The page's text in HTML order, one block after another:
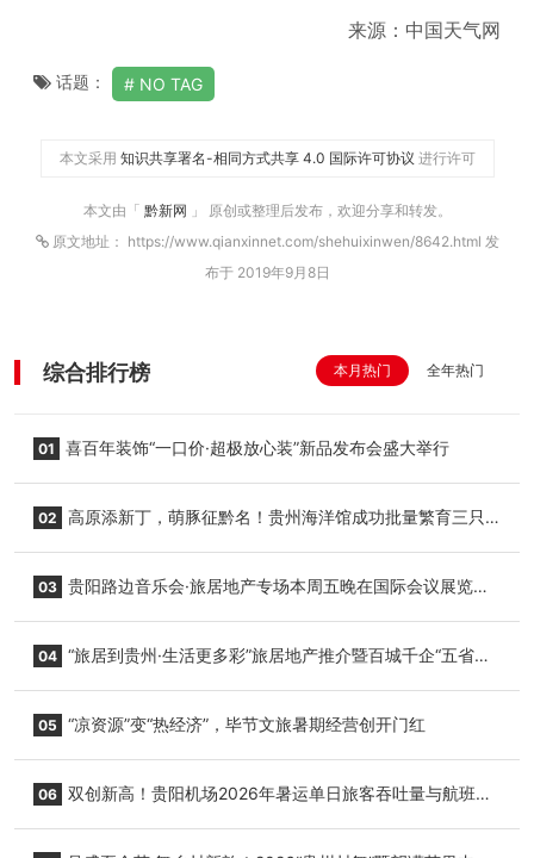
来源：中国天气网
话题： NO TAG
本文采用 知识共享署名-相同方式共享 4.0 国际许可协议 进行许可
本文由「 黔新网 」 原创或整理后发布，欢迎分享和转发。
原文地址： https://www.qianxinnet.com/shehuixinwen/8642.html 发
布于 2019年9月8日
综合排行榜 本月热门 全年热门
01 喜百年装饰“一口价·超极放心装”新品发布会盛大举行
02 高原添新丁，萌豚征黔名！贵州海洋馆成功批量繁育三只
03 贵阳路边音乐会·旅居地产专场本周五晚在国际会议展览中
04 “旅居到贵州·生活更多彩”旅居地产推介暨百城千企“五省
05 “凉资源”变“热经济”，毕节文旅暑期经营创开门红
06 双创新高！贵阳机场2026年暑运单日旅客吞吐量与航班起